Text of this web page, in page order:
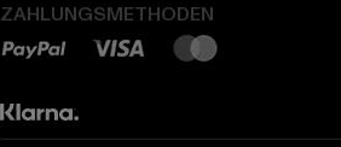
ZAHLUNGSMETHODEN